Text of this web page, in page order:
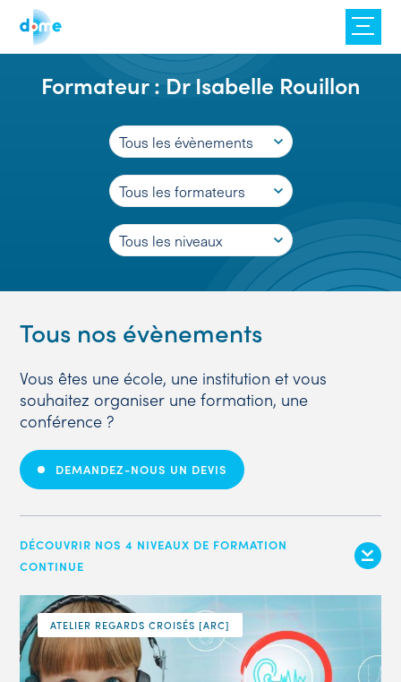
content
Formateur : Dr Isabelle Rouillon
Tous les évènements
Tous les formateurs
Tous les niveaux
Tous nos évènements
Vous êtes une école, une institution et vous
souhaitez organiser une formation, une
conférence ?
DEMANDEZ-NOUS UN DEVIS
DÉCOUVRIR NOS 4 NIVEAUX DE FORMATION
CONTINUE
ATELIER REGARDS CROISÉS [ARC]